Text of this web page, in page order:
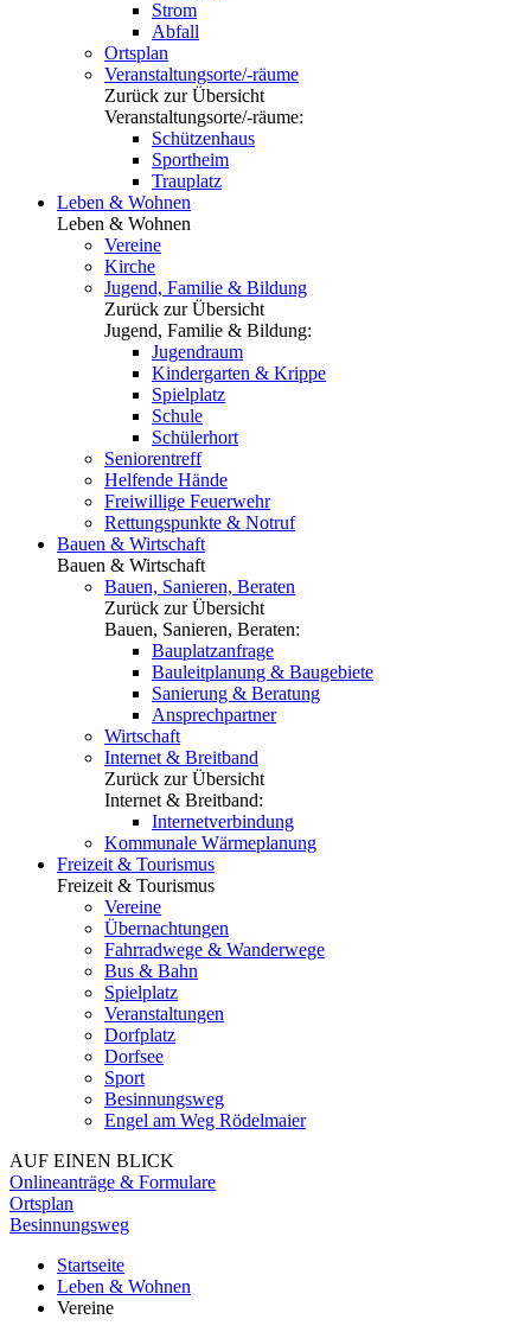
Strom
Abfall
Ortsplan
Veranstaltungsorte/-räume
Zurück zur Übersicht
Veranstaltungsorte/-räume:
Schützenhaus
Sportheim
Trauplatz
Leben & Wohnen
Leben & Wohnen
Vereine
Kirche
Jugend, Familie & Bildung
Zurück zur Übersicht
Jugend, Familie & Bildung:
Jugendraum
Kindergarten & Krippe
Spielplatz
Schule
Schülerhort
Seniorentreff
Helfende Hände
Freiwillige Feuerwehr
Rettungspunkte & Notruf
Bauen & Wirtschaft
Bauen & Wirtschaft
Bauen, Sanieren, Beraten
Zurück zur Übersicht
Bauen, Sanieren, Beraten:
Bauplatzanfrage
Bauleitplanung & Baugebiete
Sanierung & Beratung
Ansprechpartner
Wirtschaft
Internet & Breitband
Zurück zur Übersicht
Internet & Breitband:
Internetverbindung
Kommunale Wärmeplanung
Freizeit & Tourismus
Freizeit & Tourismus
Vereine
Übernachtungen
Fahrradwege & Wanderwege
Bus & Bahn
Spielplatz
Veranstaltungen
Dorfplatz
Dorfsee
Sport
Besinnungsweg
Engel am Weg Rödelmaier
AUF EINEN BLICK
Onlineanträge & Formulare
Ortsplan
Besinnungsweg
Startseite
Leben & Wohnen
Vereine